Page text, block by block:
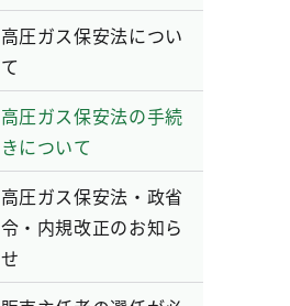
高圧ガス保安法につい
て
高圧ガス保安法の手続
きについて
高圧ガス保安法・政省
令・内規改正のお知ら
せ